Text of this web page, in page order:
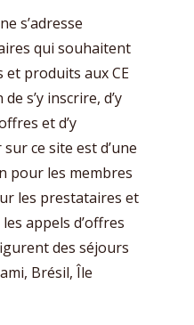
s’adresse
qui souhaitent
produits aux CE
s’y inscrire, d’y
et d’y
ce site est d’une
pour les membres
les prestataires et
appels d’offres
des séjours
Brésil, Île